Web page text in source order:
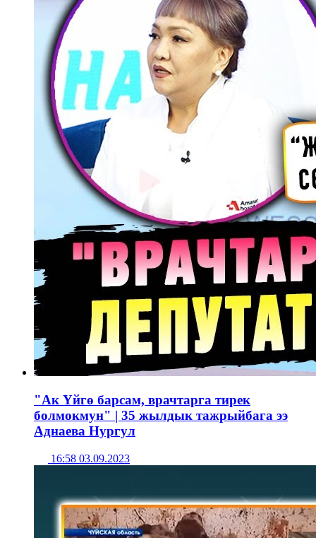
"Ак Үйгө барсам, врачтарга тирек
болмокмун" | 35 жылдык тажрыйбага ээ
Аднаева Нургул
16:58 03.09.2023